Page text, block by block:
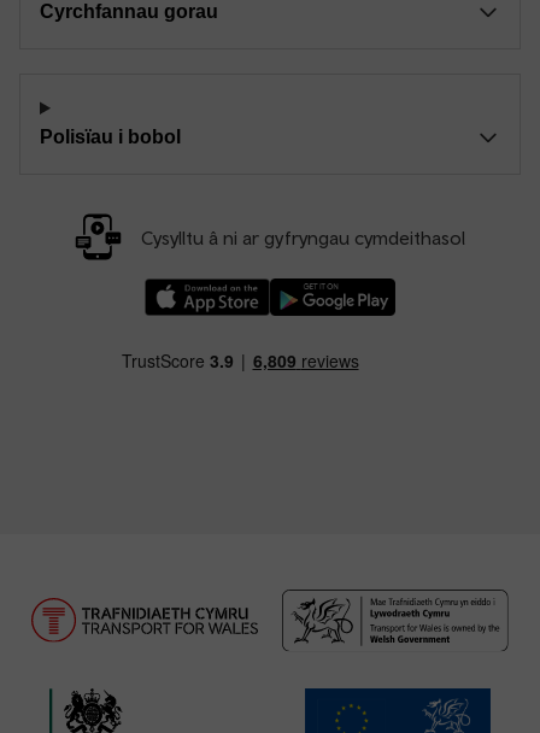
Cyrchfannau gorau
Polisïau i bobol
Cysylltu â ni ar gyfryngau cymdeithasol